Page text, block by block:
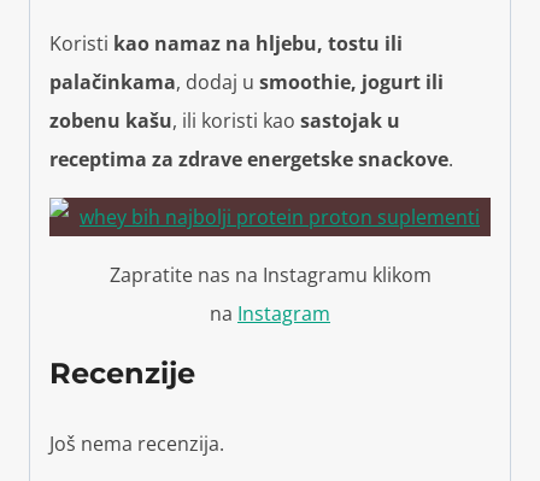
Koristi kao namaz na hljebu, tostu ili
palačinkama, dodaj u smoothie, jogurt ili
zobenu kašu, ili koristi kao sastojak u
receptima za zdrave energetske snackove.
Zapratite nas na Instagramu klikom
na Instagram
Recenzije
Još nema recenzija.